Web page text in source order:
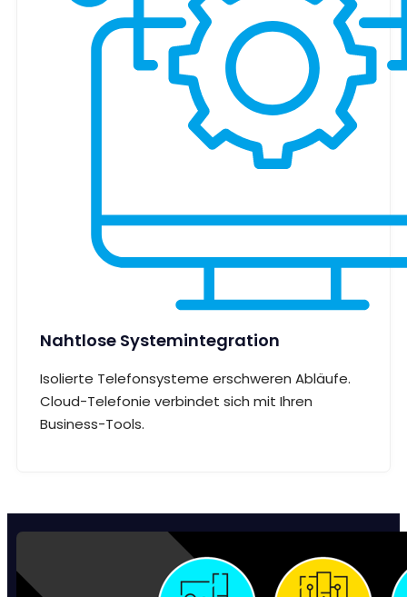
Nahtlose Systemintegration
Isolierte Telefonsysteme erschweren Abläufe.
Cloud-Telefonie verbindet sich mit Ihren
Business-Tools.